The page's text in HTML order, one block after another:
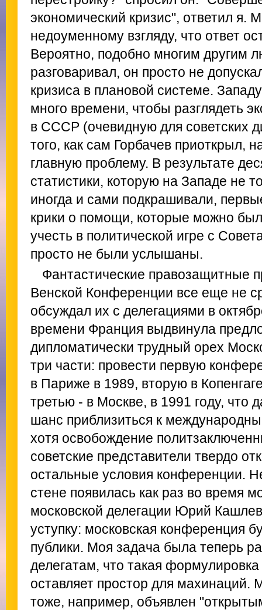
экономический кризис", ответил я.
недоуменному взгляду, что ответ
Вероятно, подобно многим другим
разговаривал, он просто не
кризиса в плановой системе.
много времени, чтобы разглядеть
в СССР (очевидную для советских
того, как сам Горбачев приоткрыл,
главную проблему. В результате
статистики, которую на Западе не
иногда и сами подкрашивали,
крики о помощи, которые можно
учесть в политической игре с
просто не были услышаны.
Фантастические правозащитные
Венской Конференции все еще не
обсуждал их с делегациями в
времени Франция выдвинула
дипломатически трудный орех
три части: провести первую
в Париже в 1989, вторую в
третью - в Москве, в 1991 году,
шанс приблизиться к
хотя освобождение
советские представители твердо
остальные условия конференции.
стене появилась как раз во время
московской делегации Юрий
уступку: московская конференция
публики. Моя задача была теперь
делегатам, что такая
оставляет простор для махинаций.
тоже, например, объявлен